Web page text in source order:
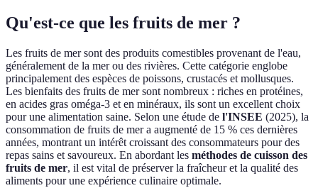
Qu'est-ce que les fruits de mer ?
Les fruits de mer sont des produits comestibles provenant de l'eau,
généralement de la mer ou des rivières. Cette catégorie englobe
principalement des espèces de poissons, crustacés et mollusques.
Les bienfaits des fruits de mer sont nombreux : riches en protéines,
en acides gras oméga-3 et en minéraux, ils sont un excellent choix
pour une alimentation saine. Selon une étude de l'INSEE (2025), la
consommation de fruits de mer a augmenté de 15 % ces dernières
années, montrant un intérêt croissant des consommateurs pour des
repas sains et savoureux. En abordant les méthodes de cuisson des
fruits de mer, il est vital de préserver la fraîcheur et la qualité des
aliments pour une expérience culinaire optimale.